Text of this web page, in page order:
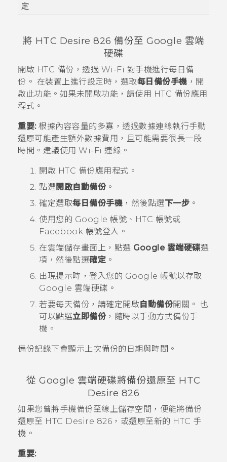
定
將 HTC Desire 826 備份至 Google 雲端
硬碟
開啟 HTC 備份 ，透過 Wi-Fi 對手機進行每日備
份。 在裝置上進行設定時，選取每日備份手機 ，開
啟此功能。如果未開啟功能，請使用 HTC 備份應用
程式。
重要:根據內容容量的多寡，透過數據連線執行手動
還原可能產生額外數據費用，且可能需要很長一段
時間。建議使用 Wi-Fi 連線。
開啟 HTC 備份應用程式。
點選 開啟自動備份 。
確定選取每日備份手機 ，然後點選下一步 。
使用您的 Google 帳號、HTC 帳號或
Facebook 帳號登入。
在雲端儲存畫面上，點選 Google 雲端硬碟選
項，然後點選確定 。
出現提示時，登入您的 Google 帳號以存取
Google 雲端硬碟 。
若要每天備份，請確定開啟自動備份開關。 也
可以點選立即備份 ，隨時以手動方式備份手
機。
備份記錄下會顯示上次備份的日期與時間。
從Google 雲端硬碟將備份還原至 HTC
Desire 826
如果您曾將手機備份至線上儲存空間，便能將備份
還原至 HTC Desire 826 ，或還原至新的 HTC 手
機。
重要: